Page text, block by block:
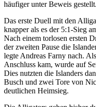
häufiger unter Beweis gestellt.
Das erste Duell mit den
knapper als es der 5:1-Sieg
Nach einem torlosen ersten
der zweiten Pause die
legte Andreas Farny nach.
Anschluss kam, wurde auf
Dies nutzten die Islanders
Busch und zwei Tore von
deutlichen Heimsieg.